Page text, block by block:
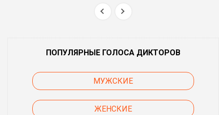
ПОПУЛЯРНЫЕ ГОЛОСА ДИКТОРОВ
МУЖСКИЕ
ЖЕНСКИЕ